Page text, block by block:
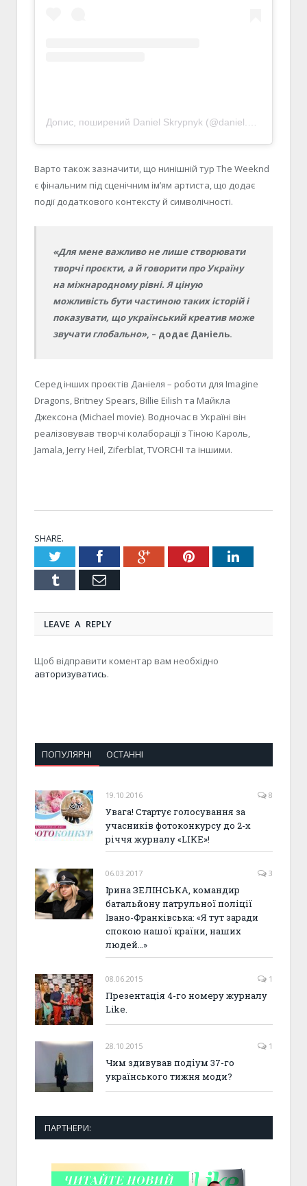
Варто також зазначити, що нинішній тур The Weeknd
є фінальним під сценічним ім’ям артиста, що додає
події додаткового контексту й символічності.
«Для мене важливо не лише створювати
творчі проєкти, а й говорити про Україну
на міжнародному рівні. Я ціную
можливість бути частиною таких історій і
показувати, що український креатив може
звучати глобально», – додає Даніель.
Серед інших проєктів Даніеля – роботи для Imagine
Dragons, Britney Spears, Billie Eilish та Майкла
Джексона (Michael movie). Водночас в Україні він
реалізовував творчі колаборації з Тіною Кароль,
Jamala, Jerry Heil, Ziferblat, TVORCHI та іншими.
SHARE.
TwitterFacebookGoogle+PinterestLinkedIn
Tumblr Email
LEAVE A REPLY
Щоб відправити коментар вам необхідно
авторизуватись.
ПОПУЛЯРНІ ОСТАННІ
19.10.2016 8
Увага! Стартує голосування за
учасників фотоконкурсу до 2-х
річчя журналу «LIKE»!
06.03.2017 3
Ірина ЗЕЛІНСЬКА, командир
батальйону патрульної поліції
Івано-Франківська: «Я тут заради
спокою нашої країни, наших
людей…»
08.06.2015 1
Презентація 4-го номеру журналу
Like.
28.10.2015 1
Чим здивував подіум 37-го
українського тижня моди?
ПАРТНЕРИ: